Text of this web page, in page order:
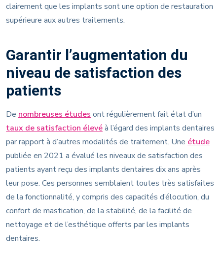
clairement que les implants sont une option de restauration
supérieure aux autres traitements.
Garantir l’augmentation du
niveau de satisfaction des
patients
De nombreuses études ont régulièrement fait état d’un
taux de satisfaction élevéà l’égard des implants dentaires
par rapport à d’autres modalités de traitement. Une étude
publiée en 2021 a évalué les niveaux de satisfaction des
patients ayant reçu des implants dentaires dix ans après
leur pose. Ces personnes semblaient toutes très satisfaites
de la fonctionnalité, y compris des capacités d’élocution, du
confort de mastication, de la stabilité, de la facilité de
nettoyage et de l’esthétique offerts par les implants
dentaires.